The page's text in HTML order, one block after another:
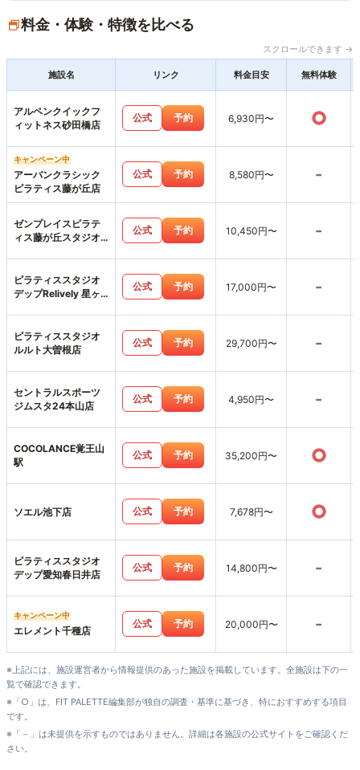
料金・体験・特徴を比べる
スクロールできます →
施設名 リンク 料金目安 無料体験
アルペンクイックフ
ィットネス砂田橋店
公式 予約 6,930円〜 ○
キャンペーン中
アーバンクラシック
ピラティス藤が丘店
公式 予約 8,580円〜 -
ゼンプレイスピラテ
ィス藤が丘スタジオ
公式 予約 10,450円〜 -
ピラティススタジオ
デップRelively 星ヶ
公式 予約 17,000円〜 -
ピラティススタジオ
ルルト大曽根店
公式 予約 29,700円〜 -
セントラルスポーツ
ジムスタ24本山店
公式 予約 4,950円〜 -
COCOLANCE覚王山
駅
公式 予約 35,200円〜 ○
ソエル池下店 公式 予約 7,678円〜 ○
ピラティススタジオ
デップ愛知春日井店
公式 予約 14,800円〜 -
キャンペーン中
エレメント千種店
公式 予約 20,000円〜 -
※上記には、施設運営者から情報提供のあった施設を掲載しています。全施設は下の一
覧で確認できます。
※「○」は、FIT PALETTE編集部が独自の調査・基準に基づき、特におすすめする項目
です。
※「－」は未提供を示すものではありません。詳細は各施設の公式サイトをご確認くだ
さい。